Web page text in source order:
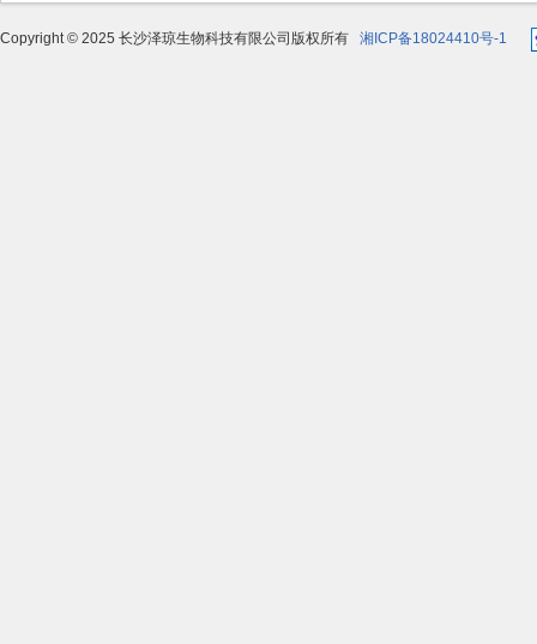
Copyright © 2025 长沙泽琼生物科技有限公司版权所有 湘ICP备18024410号-1